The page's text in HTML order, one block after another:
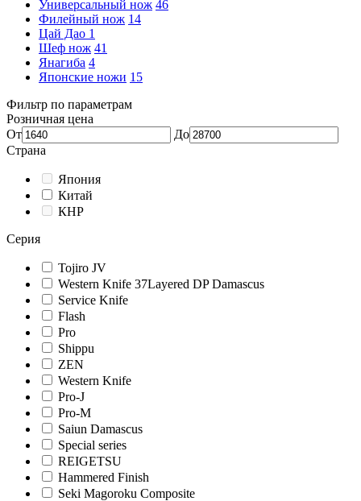
Универсальный нож 46
Филейный нож 14
Цай Дао 1
Шеф нож 41
Янагиба 4
Японские ножи 15
Фильтр по параметрам
Розничная цена
От
До
Страна
Япония
Китай
КНР
Серия
Tojiro JV
Western Knife 37Layered DP Damascus
Service Knife
Flash
Pro
Shippu
ZEN
Western Knife
Pro-J
Pro-M
Saiun Damascus
Special series
REIGETSU
Hammered Finish
Seki Magoroku Composite